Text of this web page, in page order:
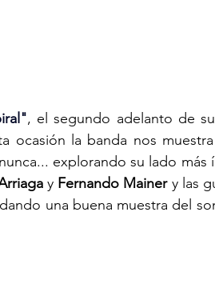
, el segundo adelanto de
ocasión la banda nos
explorando su lado más
y Fernando Mainer y las
una buena muestra del